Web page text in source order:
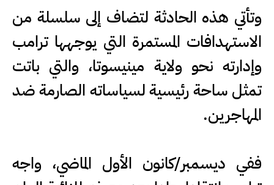
وتأتي هذه الحادثة لتضاف إلى سلسلة من
الاستهدافات المستمرة التي يوجهها ترامب
وإدارته نحو ولاية مينيسوتا، والتي باتت
تمثل ساحة رئيسية لسياساته الصارمة ضد
المهاجرين.
ففي ديسمبر/كانون الأول الماضي، واجه